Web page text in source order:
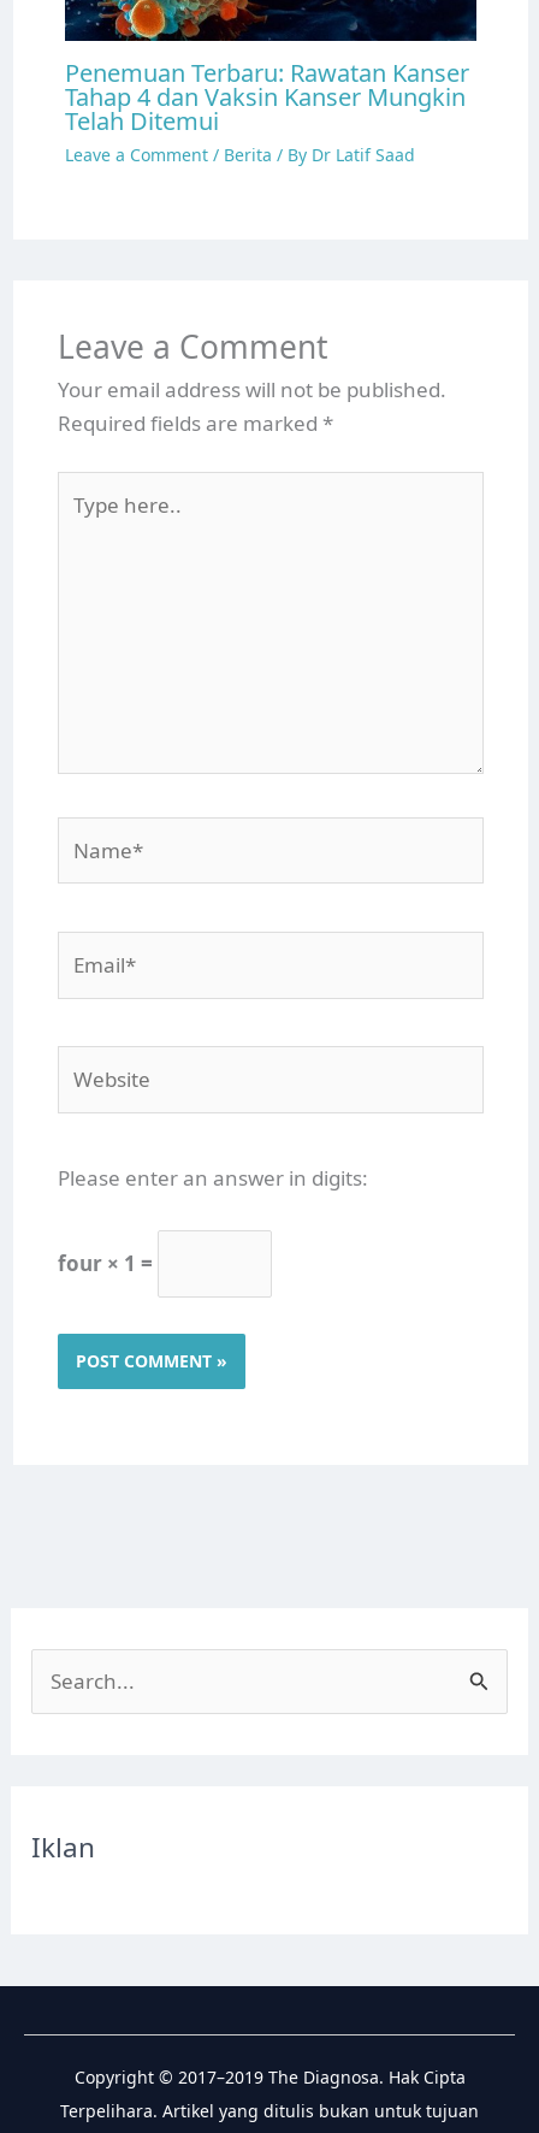
Penemuan Terbaru: Rawatan Kanser
Tahap 4 dan Vaksin Kanser Mungkin
Telah Ditemui
Leave a Comment / Berita / By Dr Latif Saad
Leave a Comment
Your email address will not be published.
Required fields are marked *
here..
Please enter an answer in digits:
four × 1 =
e
c
r
:
Iklan
Copyright © 2017–2019 The Diagnosa. Hak Cipta
Terpelihara. Artikel yang ditulis bukan untuk tujuan